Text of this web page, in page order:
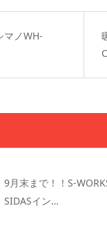
ノWH-
9月末まで！！S-
SIDASイン…